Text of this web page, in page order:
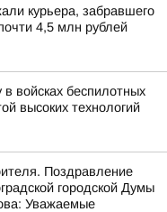
курьера, забравшего
4,5 млн рублей
войсках беспилотных
высоких технологий
Поздравление
городской Думы
Уважаемые